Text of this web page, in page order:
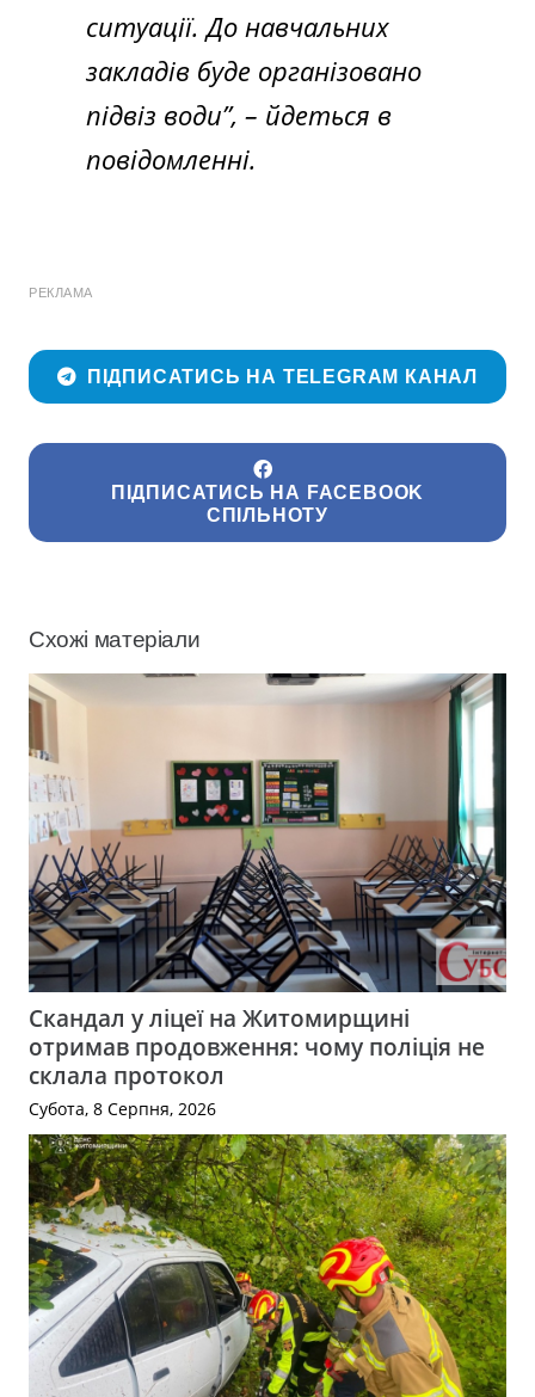
ситуації. До навчальних
закладів буде організовано
підвіз води”, – йдеться в
повідомленні.
РЕКЛАМА
ПІДПИСАТИСЬ НА TELEGRAM КАНАЛ
ПІДПИСАТИСЬ НА FACEBOOK
СПІЛЬНОТУ
Схожі матеріали
Скандал у ліцеї на Житомирщині
отримав продовження: чому поліція не
склала протокол
Субота, 8 Серпня, 2026